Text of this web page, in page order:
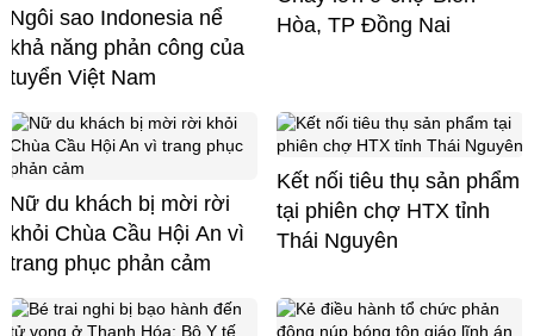
Ngôi sao Indonesia nể
khả năng phản công của
tuyển Việt Nam
Hòa, TP Đồng Nai
Nữ du khách bị mời rời
khỏi Chùa Cầu Hội An vì
trang phục phản cảm
Kết nối tiêu thụ sản phẩm
tại phiên chợ HTX tỉnh
Thái Nguyên